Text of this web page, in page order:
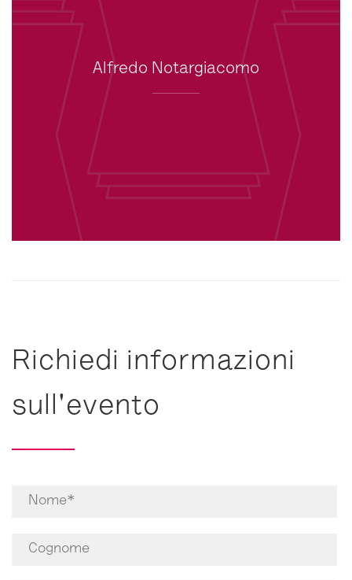
Alfredo Notargiacomo
Richiedi informazioni
sull'evento